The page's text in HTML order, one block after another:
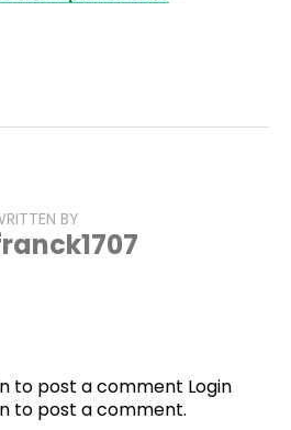
BY
to post a comment Login
to post a comment.